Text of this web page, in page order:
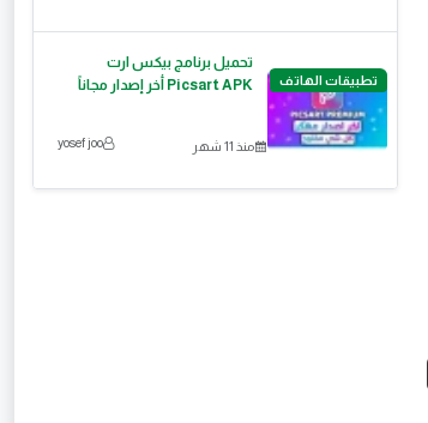
تطبيقات الهاتف
تحميل برنامج بيكس ارت
Picsart APK أخر إصدار مجاناً
منذ 11 شهر yosef joo